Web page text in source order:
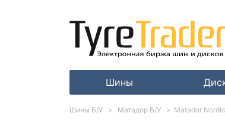
Шины
Шины Б/У Матадор Б/У Matador